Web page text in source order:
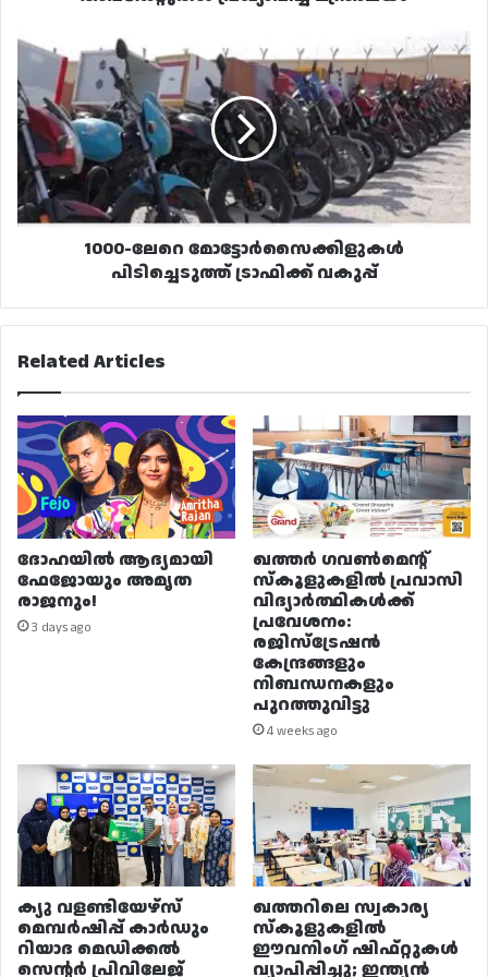
1000-
ലേറെ
മോട്ടോർസൈക്കിളുകൾ
പിടിച്ചെടുത്ത്
ട്രാഫിക്ക്
വകുപ്പ്
1000-ലേറെ മോട്ടോർസൈക്കിളുകൾ
പിടിച്ചെടുത്ത് ട്രാഫിക്ക് വകുപ്പ്
Related Articles
ദോഹയിൽ ആദ്യമായി
ഫേജോയും അമൃത
രാജനും!
3 days ago
ഖത്തർ ഗവൺമെന്റ്
സ്കൂളുകളിൽ പ്രവാസി
വിദ്യാർത്ഥികൾക്ക്
പ്രവേശനം:
രജിസ്ട്രേഷൻ
കേന്ദ്രങ്ങളും
നിബന്ധനകളും
പുറത്തുവിട്ടു
4 weeks ago
ക്യു വളണ്ടിയേഴ്‌സ്
മെമ്പർഷിപ്പ് കാർഡും
റിയാദ മെഡിക്കൽ
സെന്റർ പ്രിവിലേജ്
ഖത്തറിലെ സ്വകാര്യ
സ്കൂളുകളിൽ
ഈവനിംഗ് ഷിഫ്റ്റുകൾ
വ്യാപിപ്പിച്ചു; ഇന്ത്യൻ